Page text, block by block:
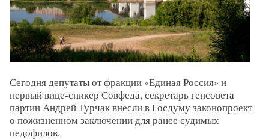
Сегодня депутаты от фракции «Единая Россия» и
первый вице-спикер Совфеда, секретарь генсовета
партии Андрей Турчак внесли в Госдуму законопроект
о пожизненном заключении для ранее судимых
педофилов.